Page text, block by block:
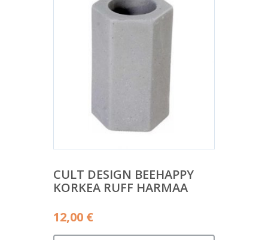
CULT DESIGN BEEHAPPY
KORKEA RUFF HARMAA
12,00 €